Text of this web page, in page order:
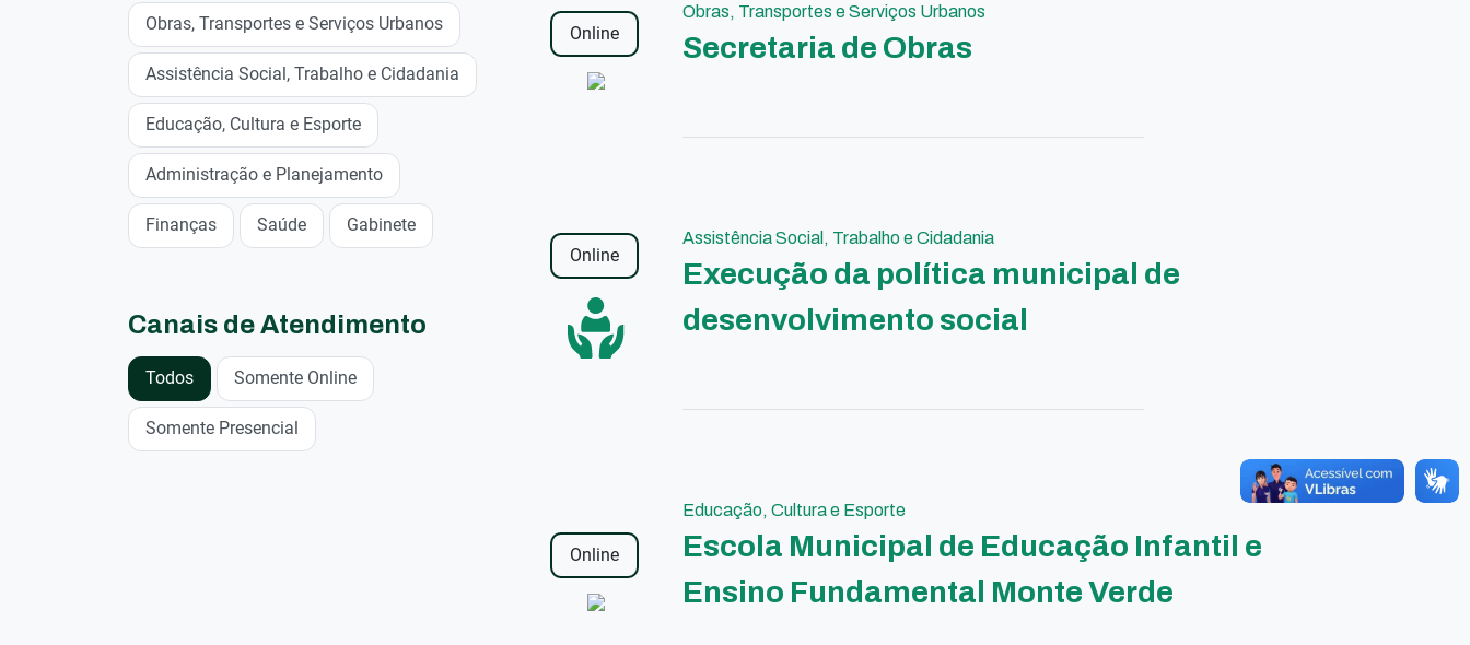
Obras, Transportes e Serviços Urbanos
Assistência Social, Trabalho e Cidadania
Educação, Cultura e Esporte
Administração e Planejamento
Finanças Saúde Gabinete
Canais de Atendimento
Todos Somente Online
Somente Presencial
Online
Obras, Transportes e Serviços Urbanos
Secretaria de Obras
Online
Assistência Social, Trabalho e Cidadania
Execução da política municipal de
desenvolvimento social
Online
Educação, Cultura e Esporte
Escola Municipal de Educação Infantil e
Ensino Fundamental Monte Verde